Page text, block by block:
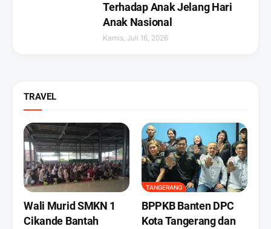
Terhadap Anak Jelang Hari
Anak Nasional
Kamis, Juli 16, 2026
TRAVEL
Wali Murid SMKN 1
Cikande Bantah
TANGERANG
BPPKB Banten DPC
Kota Tangerang dan